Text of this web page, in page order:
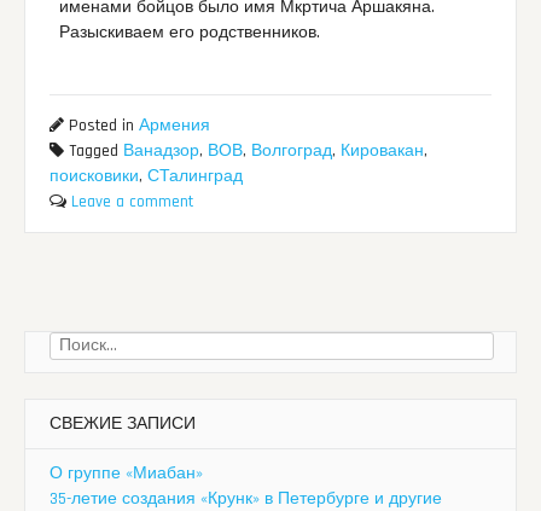
именами бойцов было имя Мкртича Аршакяна.
Разыскиваем его родственников.
Posted inАрмения
Tagged Ванадзор, ВОВ, Волгоград, Кировакан,
поисковики,СТалинград
Leave a comment
Найти:
СВЕЖИЕ ЗАПИСИ
О группе «Миабан»
35-летие создания «Крунк» в Петербурге и другие